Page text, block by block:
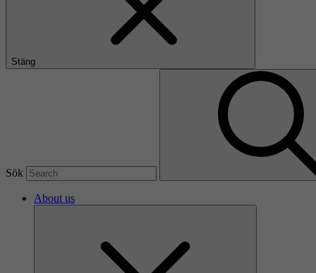
Stäng
Sök
About us